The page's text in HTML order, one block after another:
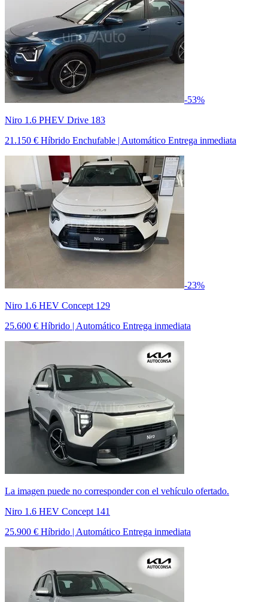
-53%
Niro 1.6 PHEV Drive 183
21.150 € Híbrido Enchufable | Automático Entrega inmediata
-23%
Niro 1.6 HEV Concept 129
25.600 € Híbrido | Automático Entrega inmediata
La imagen puede no corresponder con el vehículo ofertado.
Niro 1.6 HEV Concept 141
25.900 € Híbrido | Automático Entrega inmediata